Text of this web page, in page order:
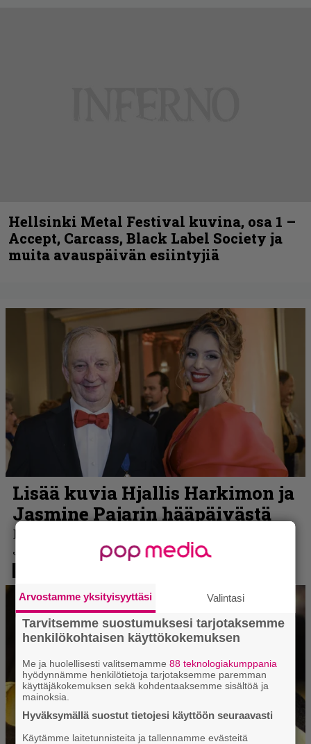
Hellsinki Metal Festival kuvina, osa 1 –
Accept, Carcass, Black Label Society ja
muita avauspäivän esiintyjiä
Arvostamme yksityisyyttäsi Valintasi
Tarvitsemme suostumuksesi tarjotaksemme
henkilökohtaisen käyttökokemuksen
Me ja huolellisesti valitsemamme88 teknologiakumppania
hyödynnämme henkilötietoja tarjotaksemme paremman
käyttäjäkokemuksen sekä kohdentaaksemme sisältöä ja
mainoksia.
Hyväksymällä suostut tietojesi käyttöön seuraavasti
Käytämme laitetunnisteita ja tallennamme evästeitä